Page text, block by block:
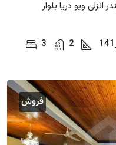
بندر انزلی ویو دریا بلوار
3
2 141
فروش